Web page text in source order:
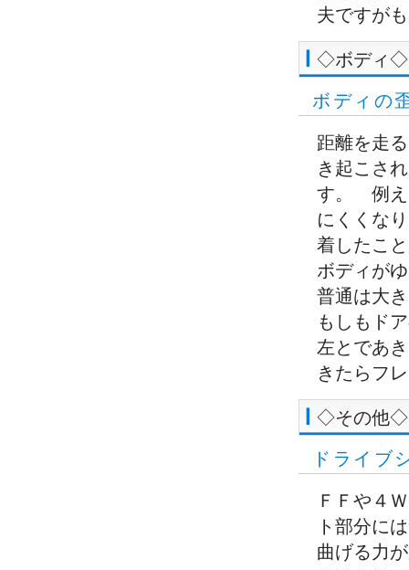
夫ですが
◇ボディ◇
ボディの
距離を走
き起こさ
す。 例え
にくくな
着したこ
ボディが
普通は大
もしもド
左とであ
きたらフ
◇その他◇
ドライブ
ＦＦや４
ト部分に
曲げる力